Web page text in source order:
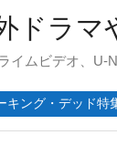
ドラマ
イムビデオ、
キング・デッド特